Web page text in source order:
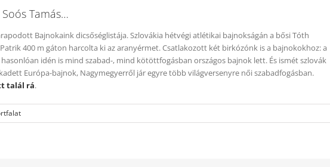
Tamás…
Bajnokaink dicsőséglistája. Szlovákia hétvégi atlétikai bajnokságán a bősi Tóth
400 m gáton harcolta ki az aranyérmet. Csatlakozott két birkózónk is a bajnokokhoz: a
idén is mind szabad-, mind kötöttfogásban országos bajnok lett. És ismét szlovák
Európa-bajnok, Nagymegyerről jár egyre több világversenyre női szabadfogásban.
talál rá.